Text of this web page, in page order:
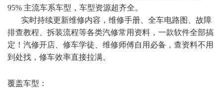
95% 主流车系车型，车型资源超齐全。
实时持续更新维修内容，维修手册、全车电路图、故障
排查教程、拆装流程等各类汽修常用资料，一款软件全部搞
定！汽修开店、修车学徒、维修师傅自用必备，查资料不用
到处找，修车效率直接拉满。
覆盖车型：